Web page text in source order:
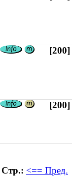
[200]
[200]
Стр.: <== Пред.